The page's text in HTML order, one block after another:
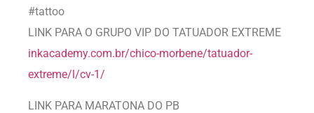
#tattoo
LINK PARA O GRUPO VIP DO TATUADOR EXTREME
inkacademy.com.br/chico-morbene/tatuador-
extreme/l/cv-1/
LINK PARA MARATONA DO PB